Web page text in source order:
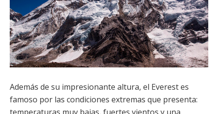
Además de su impresionante altura, el Everest es
famoso por las condiciones extremas que presenta: